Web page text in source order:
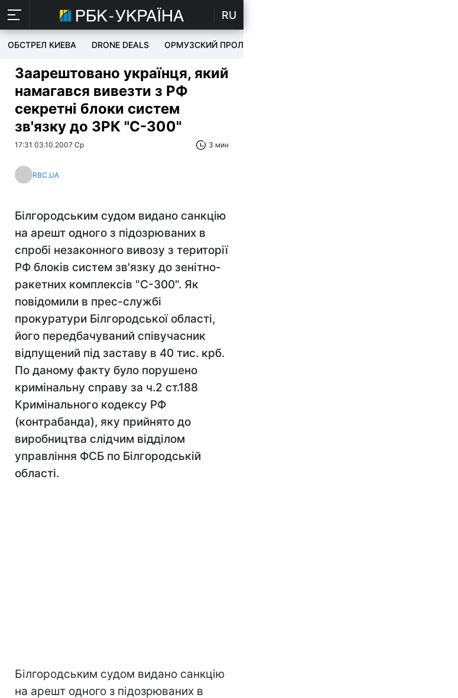
RU
ОБСТРЕЛ КИЕВА DRONE DEALS ОРМУЗСКИЙ ПРОЛИВ
Заарештовано українця, який
намагався вивезти з РФ
секретні блоки систем
зв'язку до ЗРК "С-300"
17:31 03.10.2007 Ср 3 мин
RBC.UA
Білгородським судом видано санкцію
на арешт одного з підозрюваних в
спробі незаконного вивозу з території
РФ блоків систем зв'язку до зенітно-
ракетних комплексів "С-300". Як
повідомили в прес-службі
прокуратури Білгородської області,
його передбачуваний співучасник
відпущений під заставу в 40 тис. крб.
По даному факту було порушено
кримінальну справу за ч.2 ст.188
Кримінального кодексу РФ
(контрабанда), яку прийнято до
виробництва слідчим відділом
управління ФСБ по Білгородській
області.
Білгородським судом видано санкцію
на арешт одного з підозрюваних в